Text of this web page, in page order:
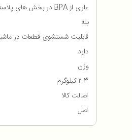
عاری از BPA در بخش های پلاستیکی در تماس با مواد غذایی
بله
قابلیت شستشوی قطعات در
دارد
وزن
2.3 کیلوگرم
اصالت کالا
اصل